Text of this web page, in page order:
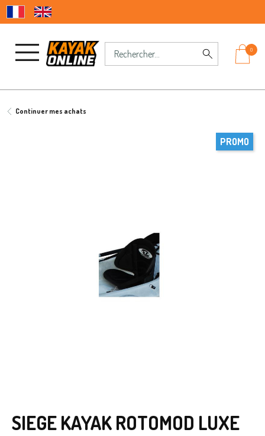
0
Continuer mes achats
PROMO
SIEGE KAYAK ROTOMOD LUXE